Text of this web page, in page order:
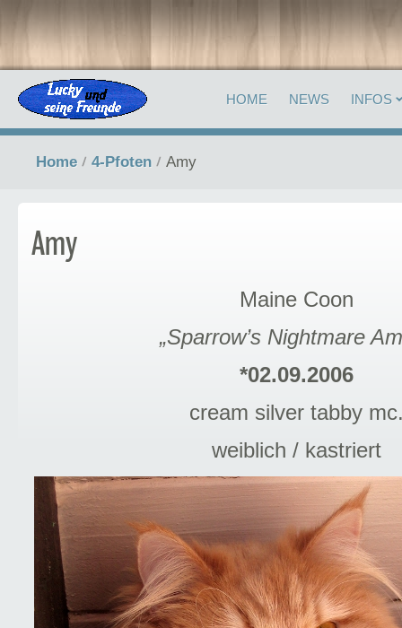
HOME NEWS INFOS
Home 4-Pfoten Amy
Amy
Maine Coon
„Sparrow’s Nightmare
*02.09.2006
cream silver tabby
weiblich / kastriert